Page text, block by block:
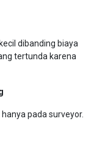
dibanding biaya
tertunda karena
pada surveyor.